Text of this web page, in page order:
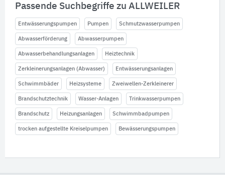
Passende Suchbegriffe zu ALLWEILER
Entwässerungspumpen Pumpen Schmutzwasserpumpen
Abwasserförderung Abwasserpumpen
Abwasserbehandlungsanlagen Heiztechnik
Zerkleinerungsanlagen (Abwasser) Entwässerungsanlagen
Schwimmbäder Heizsysteme Zweiwellen-Zerkleinerer
Brandschutztechnik Wasser-Anlagen Trinkwasserpumpen
Brandschutz Heizungsanlagen Schwimmbadpumpen
trocken aufgestellte Kreiselpumpen Bewässerungspumpen